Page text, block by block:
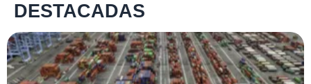
DESTACADAS